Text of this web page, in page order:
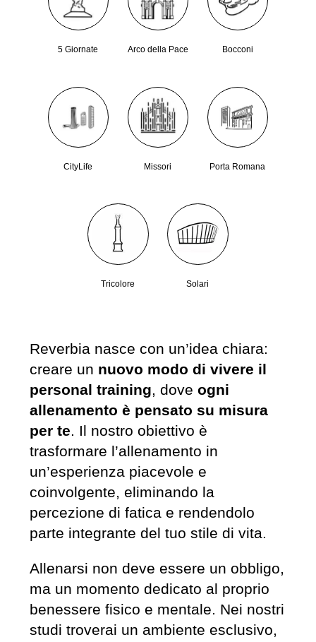
5 Giornate Arco della Pace Bocconi
CityLife Missori Porta Romana
Tricolore Solari
Reverbia nasce con un’idea chiara:
creare un nuovo modo di vivere il
personal training, dove ogni
allenamento è pensato su misura
per te. Il nostro obiettivo è
trasformare l’allenamento in
un’esperienza piacevole e
coinvolgente, eliminando la
percezione di fatica e rendendolo
parte integrante del tuo stile di vita.
Allenarsi non deve essere un obbligo,
ma un momento dedicato al proprio
benessere fisico e mentale. Nei nostri
studi troverai un ambiente esclusivo,